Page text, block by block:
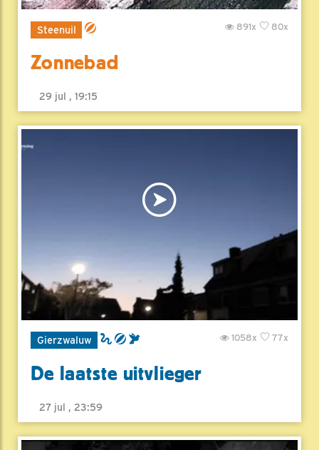
Steenuil 80x
891x
Zonnebad
29 jul , 19:15
Gierzwaluw 77x
1058x
De laatste uitvlieger
27 jul , 23:59